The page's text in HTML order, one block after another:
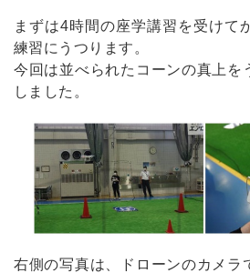
まずは4時間の座学講習を受けて
練習にうつります。
今回は並べられたコーンの真上を
しました。
右側の写真は、ドローンのカメラ